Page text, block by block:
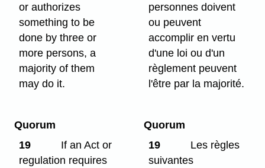
or authorizes
something to be
done by three or
more persons, a
majority of them
may do it.
personnes doivent
ou peuvent
accomplir en vertu
d'une loi ou d'un
règlement peuvent
l'être par la majorité.
Quorum
19
If an Act or
regulation requires
Quorum
19
Les règles
suivantes